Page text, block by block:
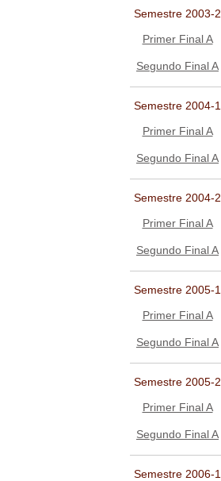
Semestre 2003-2
Primer Final A
Segundo Final A
Semestre 2004-1
Primer Final A
Segundo Final A
Semestre 2004-2
Primer Final A
Segundo Final A
Semestre 2005-1
Primer Final A
Segundo Final A
Semestre 2005-2
Primer Final A
Segundo Final A
Semestre 2006-1